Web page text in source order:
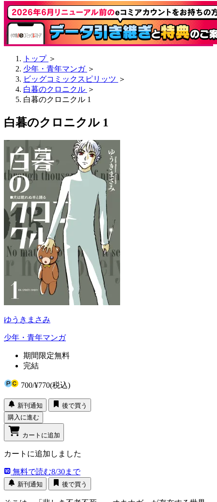
トップ ＞
少年・青年マンガ ＞
ビッグコミックスピリッツ ＞
白暮のクロニクル ＞
白暮のクロニクル 1
白暮のクロニクル 1
ゆうきまさみ
少年・青年マンガ
期間限定無料
完結
700/¥770(税込)
新刊通知
後で買う
購入に進む
カートに追加
カートに追加しました
無料で読む8/30まで
新刊通知 後で買う